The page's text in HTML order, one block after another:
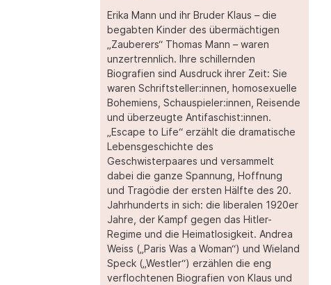
Erika Mann und ihr Bruder Klaus – die
begabten Kinder des übermächtigen
„Zauberers“ Thomas Mann – waren
unzertrennlich. Ihre schillernden
Biografien sind Ausdruck ihrer Zeit: Sie
waren Schriftsteller:innen, homosexuelle
Bohemiens, Schauspieler:innen, Reisende
und überzeugte Antifaschist:innen.
„Escape to Life“ erzählt die dramatische
Lebensgeschichte des
Geschwisterpaares und versammelt
dabei die ganze Spannung, Hoffnung
und Tragödie der ersten Hälfte des 20.
Jahrhunderts in sich: die liberalen 1920er
Jahre, der Kampf gegen das Hitler-
Regime und die Heimatlosigkeit. Andrea
Weiss („Paris Was a Woman“) und Wieland
Speck („Westler“) erzählen die eng
verflochtenen Biografien von Klaus und